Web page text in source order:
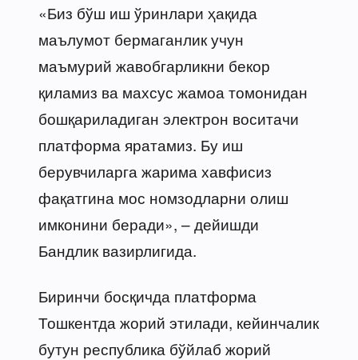
«Биз бўш иш ўринлари ҳақида
маълумот бермаганлик учун
маъмурий жавобгарликни бекор
қиламиз ва махсус жамоа томонидан
бошқариладиган электрон воситачи
платформа яратамиз. Бу иш
берувчиларга жарима хавфисиз
фақатгина мос номзодларни олиш
имконини беради», – дейишди
Бандлик вазирлигида.
Биринчи босқичда платформа
Тошкентда жорий этилади, кейинчалик
бутун республика бўйлаб жорий